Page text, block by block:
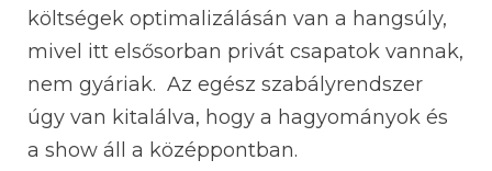
költségek optimalizálásán van a hangsúly,
mivel itt elsősorban privát csapatok vannak,
nem gyáriak. Az egész szabályrendszer
úgy van kitalálva, hogy a hagyományok és
a show áll a középpontban.